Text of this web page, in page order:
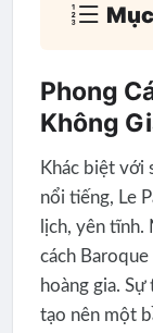
Phong
Không
Khác biệt với
nổi tiếng, Le
lịch, yên
cách
hoàng gia.
tạo nên một